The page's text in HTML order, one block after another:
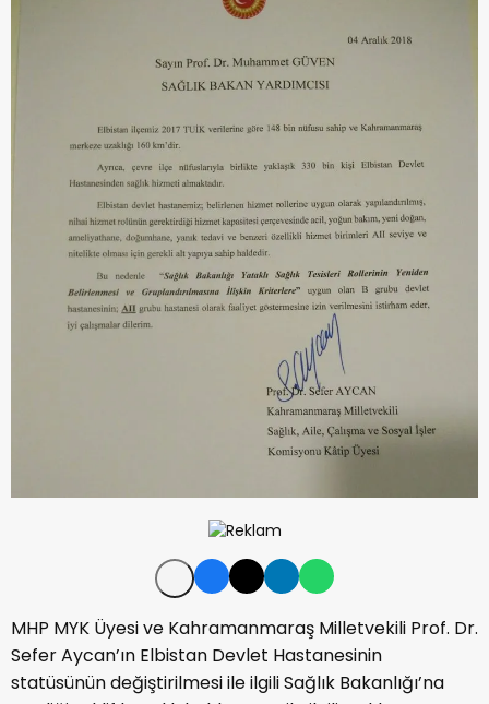
MHP MYK Üyesi ve Kahramanmaraş Milletvekili Prof. Dr.
Sefer Aycan’ın Elbistan Devlet Hastanesinin
statüsünün değiştirilmesi ile ilgili Sağlık Bakanlığı’na